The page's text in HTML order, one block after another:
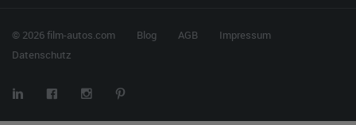
© 2026 film-autos.com Blog AGB
Impressum
Datenschutz